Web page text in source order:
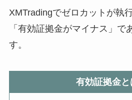
XMTradingでゼロカットが執
「有効証拠金がマイナス」で
す。
有効証拠金と